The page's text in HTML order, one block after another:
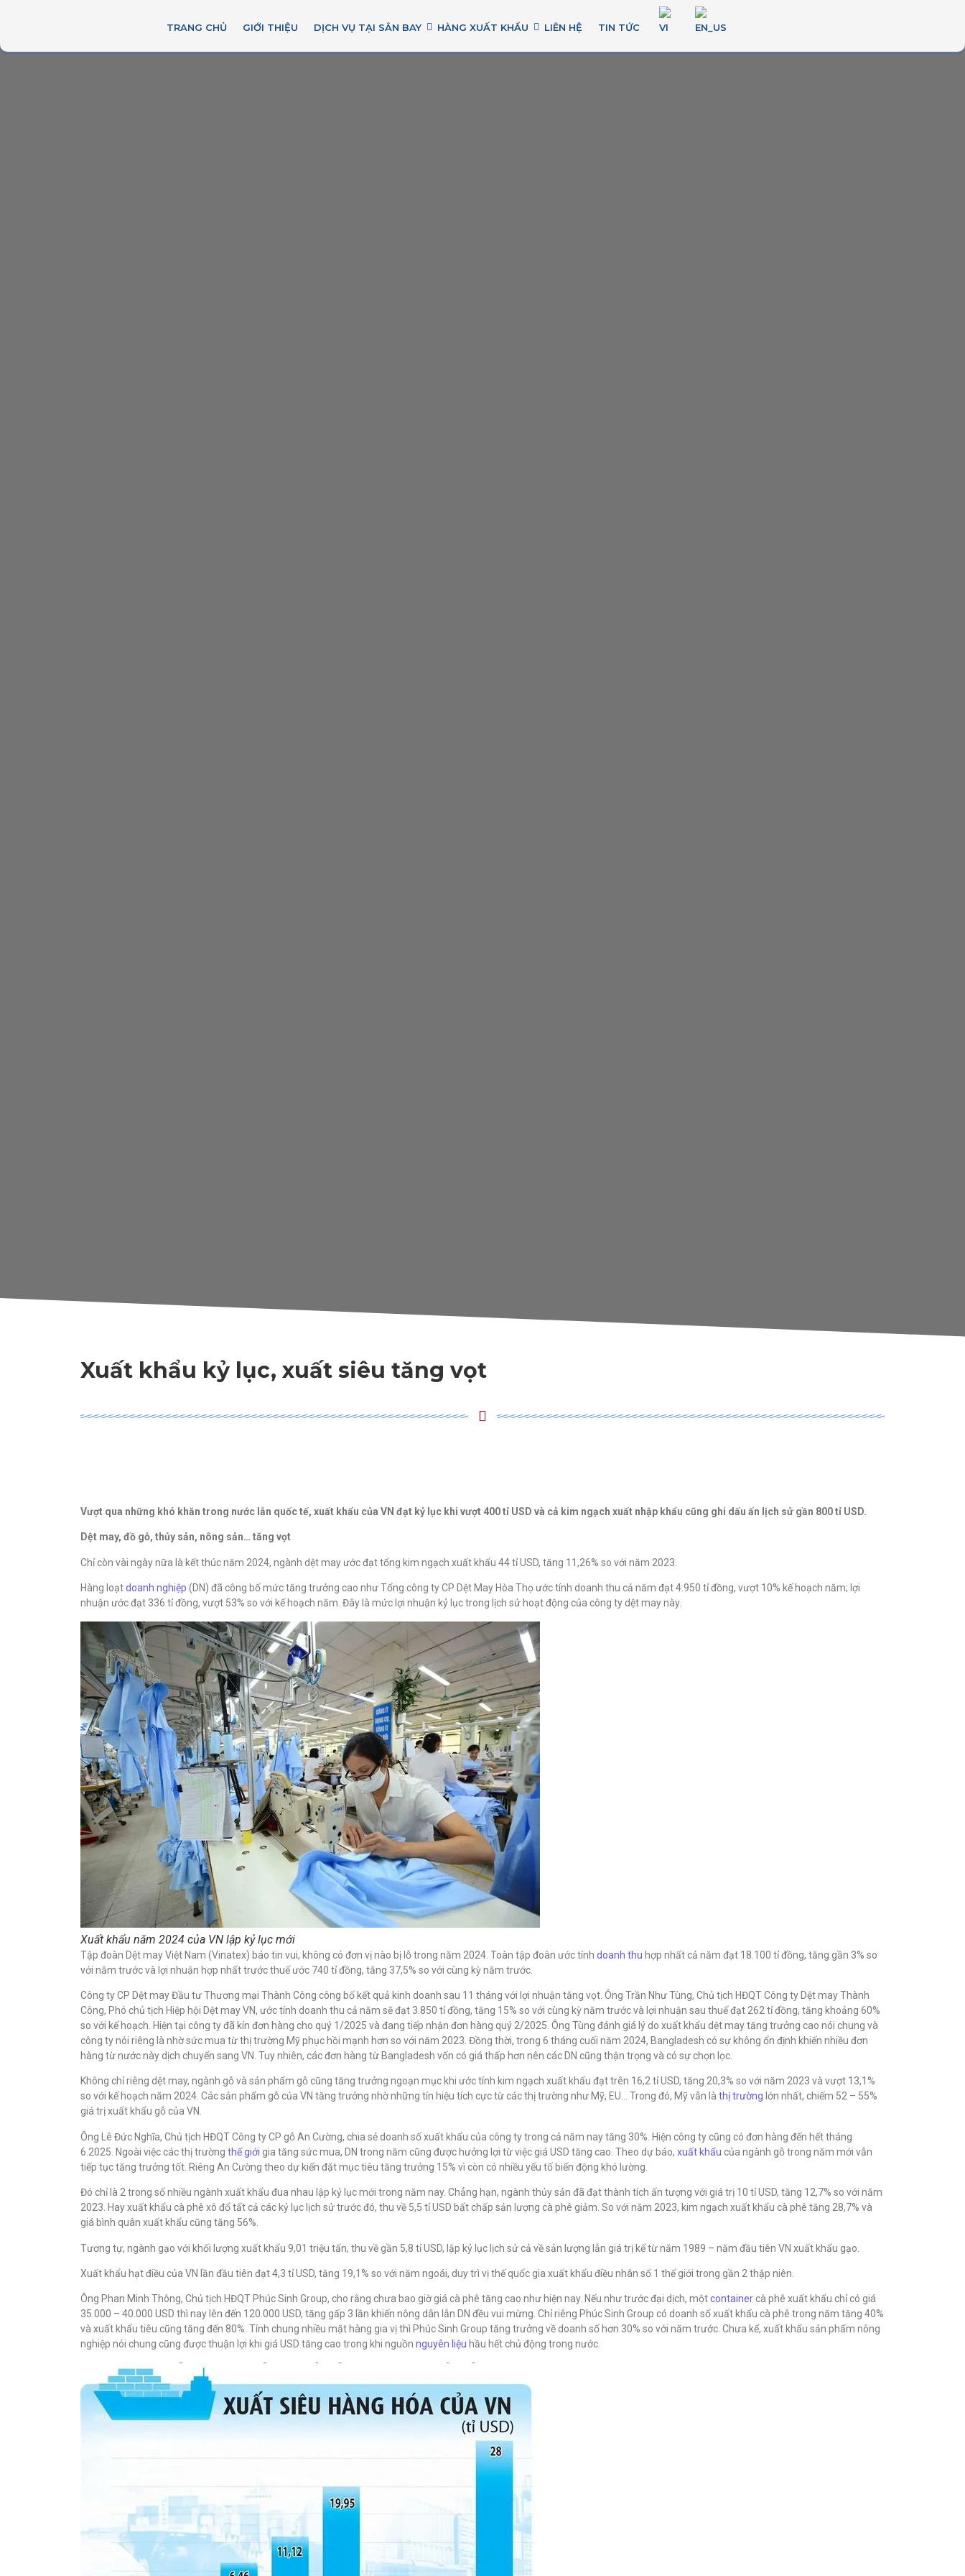
TRANG CHỦ GIỚI THIỆU DỊCH VỤ TẠI SÂN BAY HÀNG XUẤT KHẨU LIÊN HỆ TIN TỨC
Xuất khẩu kỷ lục, xuất siêu tăng vọt
Vượt qua những khó khăn trong nước lẫn quốc tế, xuất khẩu của VN đạt kỷ lục khi vượt 400 tỉ USD và cả kim ngạch xuất nhập khẩu cũng ghi dấu ấn lịch sử gần 800 tỉ USD.
Dệt may, đồ gỗ, thủy sản, nông sản… tăng vọt
Chỉ còn vài ngày nữa là kết thúc năm 2024, ngành dệt may ước đạt tổng kim ngạch xuất khẩu 44 tỉ USD, tăng 11,26% so với năm 2023.
Hàng loạtdoanh nghiệp (DN) đã công bố mức tăng trưởng cao như Tổng công ty CP Dệt May Hòa Thọ ước tính doanh thu cả năm đạt 4.950 tỉ đồng, vượt 10% kế hoạch năm; lợi
nhuận ước đạt 336 tỉ đồng, vượt 53% so với kế hoạch năm. Đây là mức lợi nhuận kỷ lục trong lịch sử hoạt động của công ty dệt may này.
Xuất khẩu năm 2024 của VN lập kỷ lục mới
Tập đoàn Dệt may Việt Nam (Vinatex) báo tin vui, không có đơn vị nào bị lỗ trong năm 2024. Toàn tập đoàn ước tính doanh thu hợp nhất cả năm đạt 18.100 tỉ đồng, tăng gần 3% so
với năm trước và lợi nhuận hợp nhất trước thuế ước 740 tỉ đồng, tăng 37,5% so với cùng kỳ năm trước.
Công ty CP Dệt may Đầu tư Thương mại Thành Công công bố kết quả kinh doanh sau 11 tháng với lợi nhuận tăng vọt. Ông Trần Như Tùng, Chủ tịch HĐQT Công ty Dệt may Thành
Công, Phó chủ tịch Hiệp hội Dệt may VN, ước tính doanh thu cả năm sẽ đạt 3.850 tỉ đồng, tăng 15% so với cùng kỳ năm trước và lợi nhuận sau thuế đạt 262 tỉ đồng, tăng khoảng 60%
so với kế hoạch. Hiện tại công ty đã kín đơn hàng cho quý 1/2025 và đang tiếp nhận đơn hàng quý 2/2025. Ông Tùng đánh giá lý do xuất khẩu dệt may tăng trưởng cao nói chung và
công ty nói riêng là nhờ sức mua từ thị trường Mỹ phục hồi mạnh hơn so với năm 2023. Đồng thời, trong 6 tháng cuối năm 2024, Bangladesh có sự không ổn định khiến nhiều đơn
hàng từ nước này dịch chuyển sang VN. Tuy nhiên, các đơn hàng từ Bangladesh vốn có giá thấp hơn nên các DN cũng thận trọng và có sự chọn lọc.
Không chỉ riêng dệt may, ngành gỗ và sản phẩm gỗ cũng tăng trưởng ngoạn mục khi ước tính kim ngạch xuất khẩu đạt trên 16,2 tỉ USD, tăng 20,3% so với năm 2023 và vượt 13,1%
so với kế hoạch năm 2024. Các sản phẩm gỗ của VN tăng trưởng nhờ những tín hiệu tích cực từ các thị trường như Mỹ, EU… Trong đó, Mỹ vẫn là thị trường lớn nhất, chiếm 52 – 55%
giá trị xuất khẩu gỗ của VN.
Ông Lê Đức Nghĩa, Chủ tịch HĐQT Công ty CP gỗ An Cường, chia sẻ doanh số xuất khẩu của công ty trong cả năm nay tăng 30%. Hiện công ty cũng có đơn hàng đến hết tháng
6.2025. Ngoài việc các thị trường thế giới gia tăng sức mua, DN trong năm cũng được hưởng lợi từ việc giá USD tăng cao. Theo dự báo, xuất khẩu của ngành gỗ trong năm mới vẫn
tiếp tục tăng trưởng tốt. Riêng An Cường theo dự kiến đặt mục tiêu tăng trưởng 15% vì còn có nhiều yếu tố biến động khó lường.
Đó chỉ là 2 trong số nhiều ngành xuất khẩu đua nhau lập kỷ lục mới trong năm nay. Chẳng hạn, ngành thủy sản đã đạt thành tích ấn tượng với giá trị 10 tỉ USD, tăng 12,7% so với năm
2023. Hay xuất khẩu cà phê xô đổ tất cả các kỷ lục lịch sử trước đó, thu về 5,5 tỉ USD bất chấp sản lượng cà phê giảm. So với năm 2023, kim ngạch xuất khẩu cà phê tăng 28,7% và
giá bình quân xuất khẩu cũng tăng 56%.
Tương tự, ngành gạo với khối lượng xuất khẩu 9,01 triệu tấn, thu về gần 5,8 tỉ USD, lập kỷ lục lịch sử cả về sản lượng lẫn giá trị kể từ năm 1989 – năm đầu tiên VN xuất khẩu gạo.
Xuất khẩu hạt điều của VN lần đầu tiên đạt 4,3 tỉ USD, tăng 19,1% so với năm ngoái, duy trì vị thế quốc gia xuất khẩu điều nhân số 1 thế giới trong gần 2 thập niên.
Ông Phan Minh Thông, Chủ tịch HĐQT Phúc Sinh Group, cho rằng chưa bao giờ giá cà phê tăng cao như hiện nay. Nếu như trước đại dịch, mộtcontainercà phê xuất khẩu chỉ có giá
35.000 – 40.000 USD thì nay lên đến 120.000 USD, tăng gấp 3 lần khiến nông dân lẫn DN đều vui mừng. Chỉ riêng Phúc Sinh Group có doanh số xuất khẩu cà phê trong năm tăng 40%
và xuất khẩu tiêu cũng tăng đến 80%. Tính chung nhiều mặt hàng gia vị thì Phúc Sinh Group tăng trưởng về doanh số hơn 30% so với năm trước. Chưa kể, xuất khẩu sản phẩm nông
nghiệp nói chung cũng được thuận lợi khi giá USD tăng cao trong khi nguồn nguyên liệu hầu hết chủ động trong nước.